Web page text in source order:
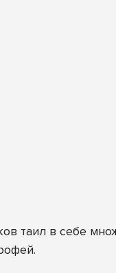
таил в себе